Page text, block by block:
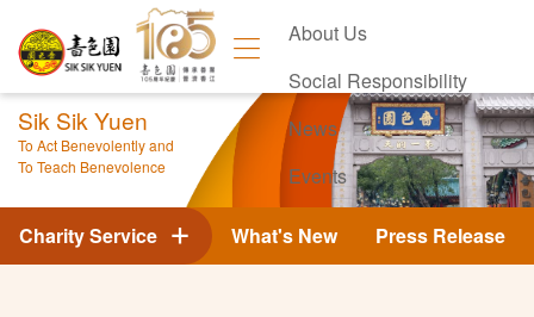
About Us
Social Responsibility
News
Events
Contact Us
Sik Sik Yuen
To Act Benevolently and
To Teach Benevolence
What's New Press Release
Charity Service